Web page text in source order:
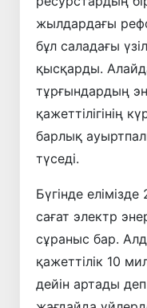
жылдардағы
бұл саладағы
қысқарды.
тұрғындардың
қажеттілігінің
барлық
түседі.
Бүгінде
сағат электр
сұраныс бар.
қажеттілік 10
дейін артады